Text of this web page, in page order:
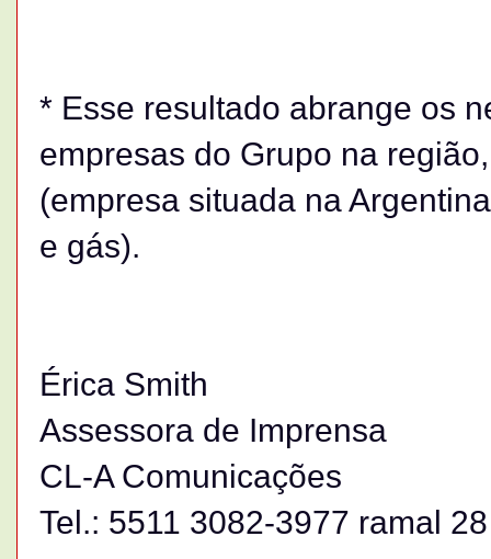
* Esse resultado abrange os
empresas do Grupo na
(empresa situada na
e gás).
Érica Smith
Assessora de Imprensa
CL-A Comunicações
Tel.: 5511 3082-3977 ramal 28